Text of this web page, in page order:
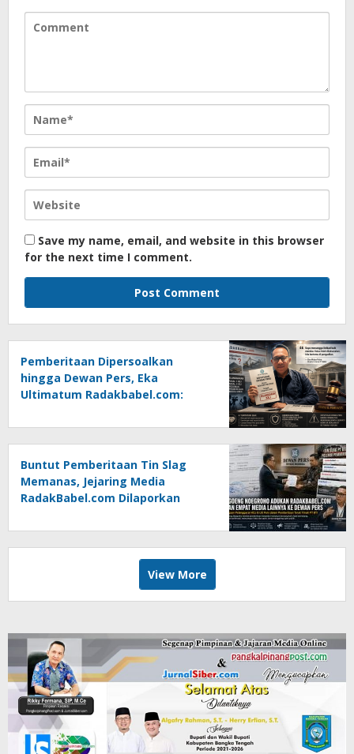
Save my name, email, and website in this browser
for the next time I comment.
Pemberitaan Dipersoalkan
hingga Dewan Pers, Eka
Ultimatum Radakbabel.com:
Tempuh Jalur Hukum
Buntut Pemberitaan Tin Slag
Memanas, Jejaring Media
RadakBabel.com Dilaporkan
Pers
View More